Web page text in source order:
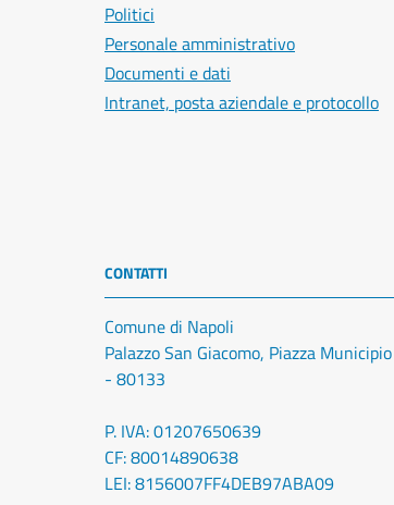
Politici
Personale amministrativo
Documenti e dati
Intranet, posta aziendale e protocollo
CONTATTI
Comune di Napoli
Palazzo San Giacomo, Piazza Municipio
- 80133
P. IVA: 01207650639
CF: 80014890638
LEI: 8156007FF4DEB97ABA09